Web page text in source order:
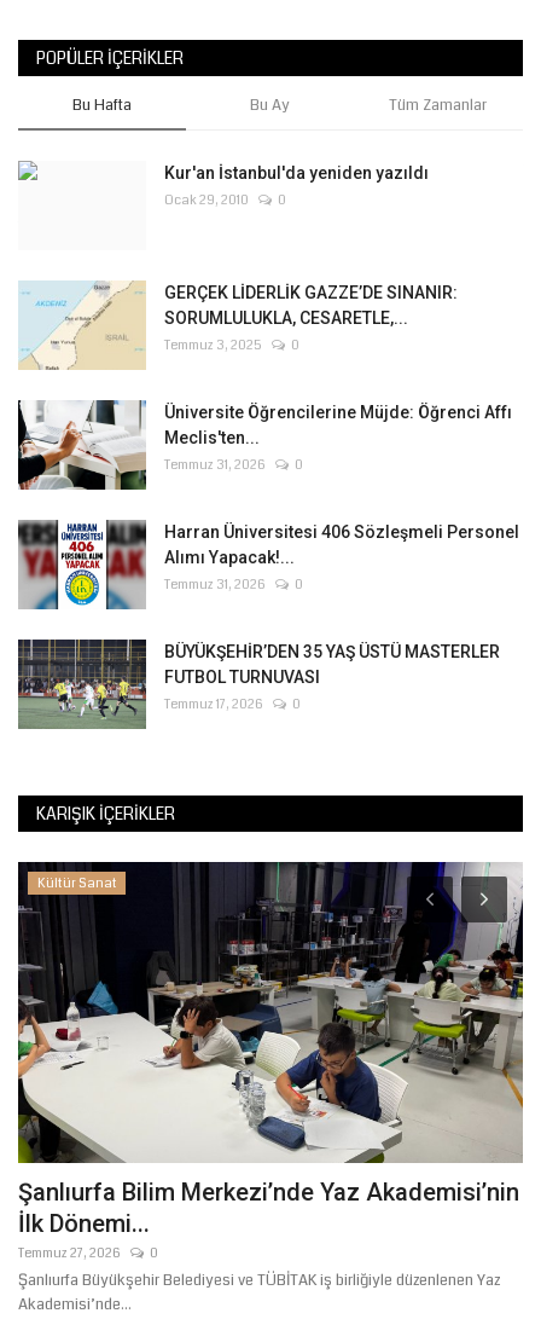
POPÜLER İÇERIKLER
Bu Hafta Bu Ay Tüm Zamanlar
Kur'an İstanbul'da yeniden yazıldı
Ocak 29, 2010 0
GERÇEK LİDERLİK GAZZE’DE SINANIR:
SORUMLULUKLA, CESARETLE,...
Temmuz 3, 2025 0
Üniversite Öğrencilerine Müjde: Öğrenci Affı
Meclis'ten...
Temmuz 31, 2026 0
Harran Üniversitesi 406 Sözleşmeli Personel
Alımı Yapacak!...
Temmuz 31, 2026 0
BÜYÜKŞEHİR’DEN 35 YAŞ ÜSTÜ MASTERLER
FUTBOL TURNUVASI
Temmuz 17, 2026 0
KARIŞIK İÇERIKLER
Kültür Sanat
Şanlıurfa Bilim Merkezi’nde Yaz Akademisi’nin
İlk Dönemi...
Temmuz 27, 2026 0
Şanlıurfa Büyükşehir Belediyesi ve TÜBİTAK iş birliğiyle düzenlenen Yaz
Akademisi’nde...